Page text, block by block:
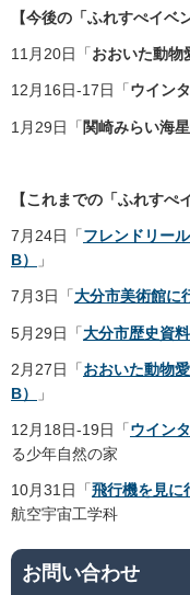
【今後の「ふれすぺイベ
11月20日「おおいた動物
12月16日-17日「ウイン
1月29日「関崎みらい海
【これまでの「ふれすぺ
7月24日「フレンドリー
B）
」
7月3日「大分市美術館に
5月29日「大分市歴史資
2月27日「おおいた動物
B）
」
12月18日-19日「ウイン
る少年自然の家
10月31日「飛行機を見に
航空宇宙工学科
お問い合わせ